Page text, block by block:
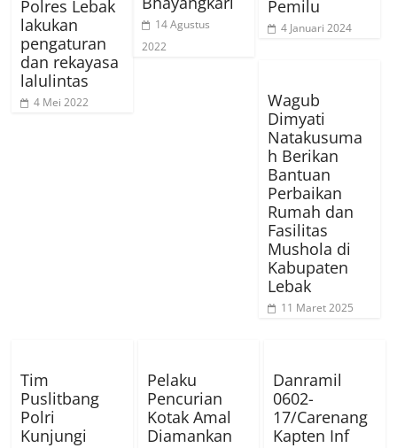
Polres Lebak
lakukan
pengaturan
dan rekayasa
lalulintas
4 Mei 2022
14 Agustus
2022
Pemilu
4 Januari 2024
Wagub
Dimyati
Natakusuma
h Berikan
Bantuan
Perbaikan
Rumah dan
Fasilitas
Mushola di
Kabupaten
Lebak
11 Maret 2025
Tim
Puslitbang
Polri
Kunjungi
Pelaku
Pencurian
Kotak Amal
Diamankan
Danramil
0602-
17/Carenang
Kapten Inf